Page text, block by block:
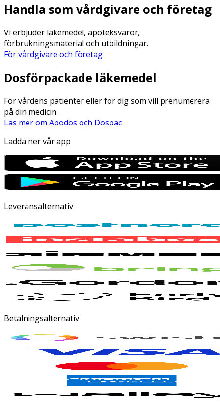
Handla som vårdgivare och företag
Vi erbjuder läkemedel, apoteksvaror,
förbrukningsmaterial och utbildningar.
För vårdgivare och företag
Dosförpackade läkemedel
För vårdens patienter eller för dig som vill prenumerera
på din medicin
Läs mer om Apodos och Dospac
Ladda ner vår app
Leveransalternativ
Betalningsalternativ